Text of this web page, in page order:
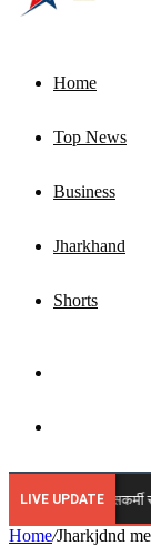
Home
Top News
Business
Jharkhand
Shorts
for
LIVE UPDATE
झारखंड चार पुलिसकर्मी
Home/Jharkjdnd